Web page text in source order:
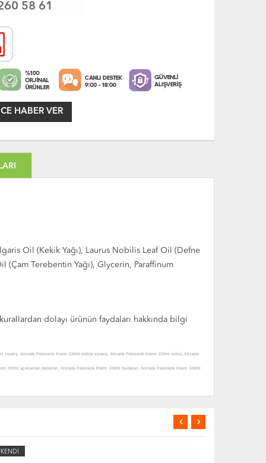
58 61
HABER VER
Oil (Kekik Yağı), Laurus Nobilis Leaf Oil (Defne
(Çam Terebentin Yağı), Glycerin, Paraffinum
dolayı ürünün faydaları hakkında bilgi
sipariş, Alizade Pelesenk Kremi 100ml online sipariş, Alizade Pelesenk Kremi 100ml ürünü, Alizade
100ml açıklamalı detayları, Alizade Pelesenk Kremi 100ml faydaları, Alizade Pelesenk Kremi 100ml
Kremi 100ml nerden alabilirim, Alizade Pelesenk Kremi 100ml satılan, Alizade Pelesenk Kremi 100ml
Kremi 100ml ürünü hakkında, Alizade Pelesenk Kremi 100ml ürünü yorum, Alizade Pelesenk
Pelesenk Kremi 100ml ürünü faydası, Alizade Pelesenk Kremi 100ml ürünü faydaları neler, Alizade